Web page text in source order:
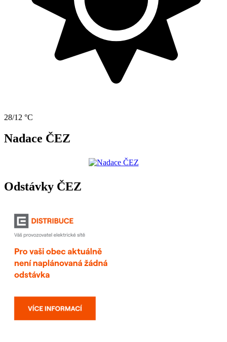
28/12 °C
Nadace ČEZ
Odstávky ČEZ